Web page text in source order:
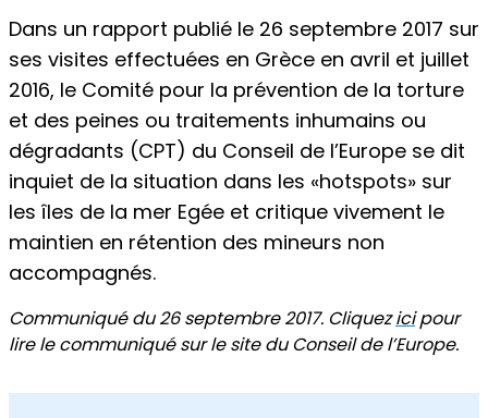
Dans un rapport publié le 26 septembre 2017 sur
ses visites effectuées en Grèce en avril et juillet
2016, le Comité pour la prévention de la torture
et des peines ou traitements inhumains ou
dégradants (CPT) du Conseil de l’Europe se dit
inquiet de la situation dans les «hotspots» sur
les îles de la mer Egée et critique vivement le
maintien en rétention des mineurs non
accompagnés.
Communiqué du 26 septembre 2017. Cliquezicipour
lire le communiqué sur le site du Conseil de l’Europe.